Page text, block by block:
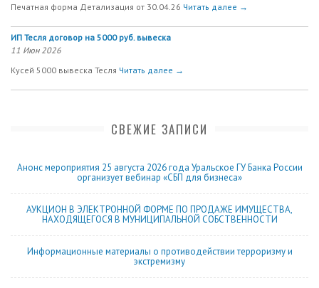
Печатная форма Детализация от 30.04.26 Читать далее →
ИП Тесля договор на 5000 руб. вывеска
11 Июн 2026
Кусей 5000 вывеска Тесля Читать далее →
СВЕЖИЕ ЗАПИСИ
Анонс мероприятия 25 августа 2026 года Уральское ГУ Банка России
организует вебинар «СБП для бизнеса»
АУКЦИОН В ЭЛЕКТРОННОЙ ФОРМЕ ПО ПРОДАЖЕ ИМУЩЕСТВА,
НАХОДЯЩЕГОСЯ В МУНИЦИПАЛЬНОЙ СОБСТВЕННОСТИ
Информационные материалы о противодействии терроризму и
экстремизму